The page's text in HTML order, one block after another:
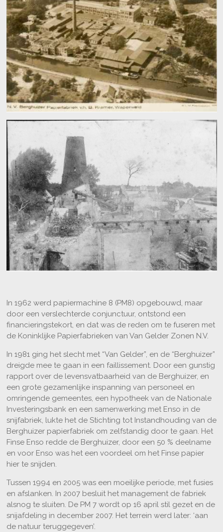
In 1962 werd papiermachine 8 (PM8) opgebouwd, maar
door een verslechterde conjunctuur, ontstond een
financieringstekort, en dat was de reden om te fuseren met
de Koninklijke Papierfabrieken van Van Gelder Zonen N.V.
In 1981 ging het slecht met “Van Gelder”, en de “Berghuizer”
dreigde mee te gaan in een faillissement. Door een gunstig
rapport over de levensvatbaarheid van de Berghuizer, en
een grote gezamenlijke inspanning van personeel en
omringende gemeentes, een hypotheek van de Nationale
Investeringsbank en een samenwerking met Enso in de
snijfabriek, lukte het de Stichting tot Instandhouding van de
Berghuizer papierfabriek om zelfstandig door te gaan. Het
Finse Enso redde de Berghuizer, door een 50 % deelname
en voor Enso was het een voordeel om het Finse papier
hier te snijden.
Tussen 1994 en 2005 was een moeilijke periode, met fusies
en afslanken. In 2007 besluit het management de fabriek
alsnog te sluiten. De PM 7 wordt op 16 april stil gezet en de
snijafdeling in december 2007. Het terrein werd later: ‘aan
de natuur teruggegeven’.